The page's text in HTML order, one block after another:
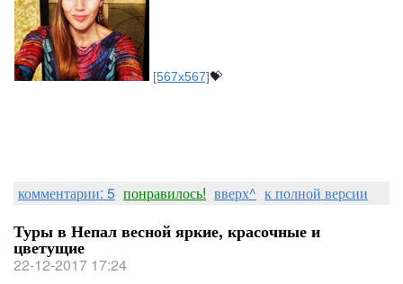
[567x567]💝
комментарии: 5 понравилось! вверх^ к полной версии
Туры в Непал весной яркие, красочные и
цветущие
22-12-2017 17:24